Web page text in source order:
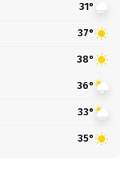
31°
37°
38°
36°
33°
35°